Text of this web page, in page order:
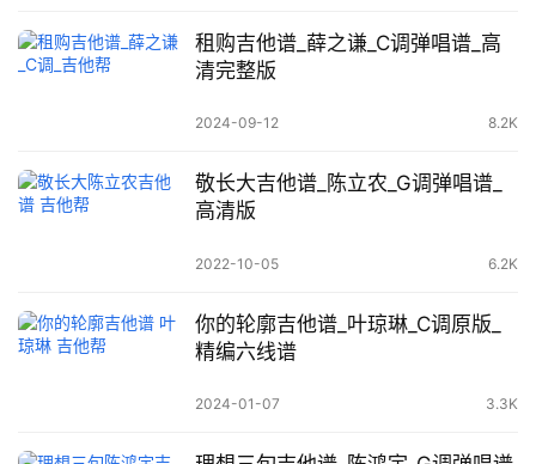
租购吉他谱_薛之谦_C调弹唱谱_高
清完整版
2024-09-12 8.2K
敬长大吉他谱_陈立农_G调弹唱谱_
高清版
2022-10-05 6.2K
你的轮廓吉他谱_叶琼琳_C调原版_
精编六线谱
2024-01-07 3.3K